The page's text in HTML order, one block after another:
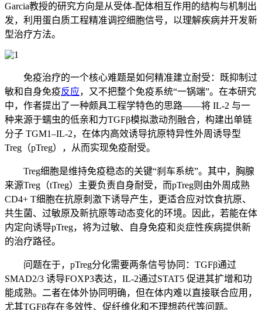
Garcia教授的研究方向是从受体-配体相互作用的结构与机制出
发，利用蛋白质工程精准调控细胞信号，以理解疾病并开发新
型治疗方法。
免疫治疗的一个核心难题是如何精准建立耐受：既抑制过
敏和自身免疫反应，又不把整个免疫系统“一锅端”。在本研究
中，作者提出了一种颇具工程学特色的思路——将 IL-2 与一
种来源于蠕虫的低亲和力TGFβ模拟激动剂融合，构建出单链
分子 TGM1–IL-2，在体内高效诱导抗原特异性外周诱导型
Treg（pTreg），从而实现免疫耐受。
Treg细胞是维持免疫稳态的关键“刹车系统”。其中，胸腺
来源Treg（tTreg）主要负责自身耐受，而pTreg则由外周成熟
CD4+ T细胞在抗原刺激下诱导产生，更适合应对饮食抗原、
共生菌、过敏原及新抗原等动态变化的环境。因此，若能在体
内定向诱导pTreg，将为过敏、自身免疫和炎症性疾病提供新
的治疗路径。
问题在于，pTreg分化需要两条信号协同：TGFβ通过
SMAD2/3 诱导FOXP3表达，IL-2通过STAT5 促进其扩增和功
能成熟。二者在体外协同明确，但在体内难以直接联合应用，
尤其TGFβ存在多效性、促纤维化和不理想药代等问题。